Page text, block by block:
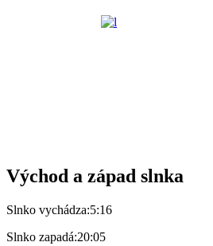
Východ a západ slnka
Slnko vychádza:5:16
Slnko zapadá:20:05